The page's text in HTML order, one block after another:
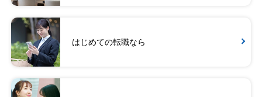
はじめての転職なら